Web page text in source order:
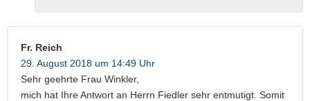
Fr. Reich
29. August 2018 um 14:49 Uhr
Sehr geehrte Frau Winkler,
mich hat Ihre Antwort an Herrn Fiedler sehr entmutigt. Somit